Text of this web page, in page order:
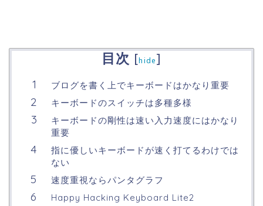
目次 [hide]
ブログを書く上でキーボードはかなり重要
キーボードのスイッチは多種多様
キーボードの剛性は速い入力速度にはかなり
重要
指に優しいキーボードが速く打てるわけでは
ない
速度重視ならパンタグラフ
Happy Hacking Keyboard Lite2